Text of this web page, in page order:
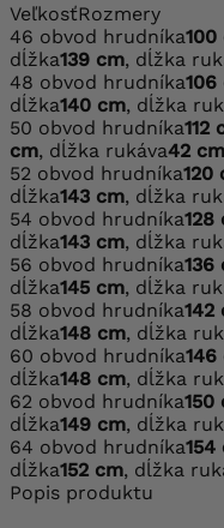
VeľkosťRozmery
46 obvod hrudníka100
dĺžka139 cm, dĺžka
48 obvod hrudníka106
dĺžka140 cm, dĺžka
50 obvod hrudníka112
cm, dĺžka rukáva42 cm
52 obvod hrudníka120
dĺžka143 cm, dĺžka
54 obvod hrudníka128
dĺžka143 cm, dĺžka
56 obvod hrudníka136
dĺžka145 cm, dĺžka
58 obvod hrudníka142
dĺžka148 cm, dĺžka
60 obvod hrudníka146
dĺžka148 cm, dĺžka
62 obvod hrudníka150
dĺžka149 cm, dĺžka
64 obvod hrudníka154
dĺžka152 cm, dĺžka
Popis produktu